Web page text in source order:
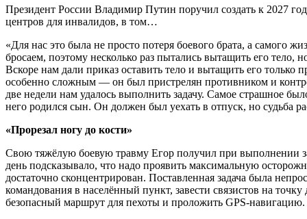
Президент России Владимир Путин поручил создать к 2027
центров для инвалидов, в том…
«Для нас это была не просто потеря боевого брата, а самого
бросаем, поэтому несколько раз пытались вытащить его тело,
Вскоре нам дали приказ оставить тело и вытащить его только
особенно сложным — он был пристрелян противником и
две недели нам удалось выполнить задачу. Самое страшное
него родился сын. Он должен был уехать в отпуск, но судьба
«Прорезал ногу до кости»
Свою тяжёлую боевую травму Егор получил при выполнении
день подсказывало, что надо проявить максимальную
достаточно сконцентрирован. Поставленная задача была
командования в населённый пункт, завести связистов на
безопасный маршрут для пехоты и проложить GPS-навигацию.